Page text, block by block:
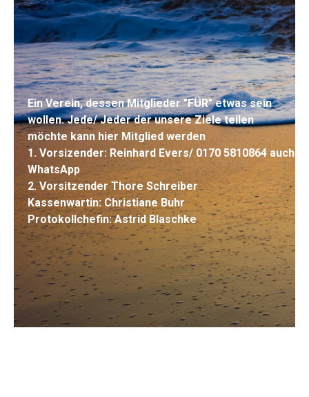
Ein Verein, dessen Mitglieder "FÜR" etwas sein
wollen. Jede/ Jeder der unsere Ziele teilen
möchte kann hier Mitglied werden
1. Vorsizender: Reinhard Evers/ 0170 5810864 auch
WhatsApp
2. Vorsitzender Thore Schreiber
Kassenwartin: Christiane Buhr
Protokollchefin: Astrid Blaschke
.